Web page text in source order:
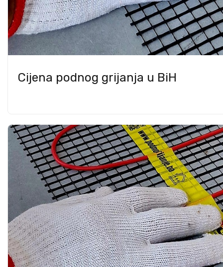
Cijena podnog grijanja u BiH